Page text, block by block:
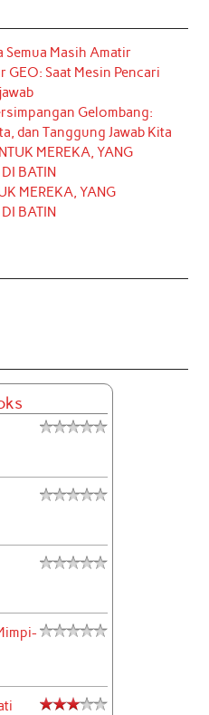
Semua Masih Amatir
GEO: Saat Mesin Pencari
Gelombang:
dan Tanggung Jawab Kita
MEREKA, YANG
BATIN
MEREKA, YANG
BATIN